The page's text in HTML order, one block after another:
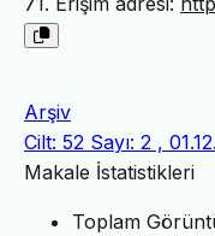
Arşiv
Cilt: 52 Sayı: 2 ,
Makale İstatistikleri
Toplam